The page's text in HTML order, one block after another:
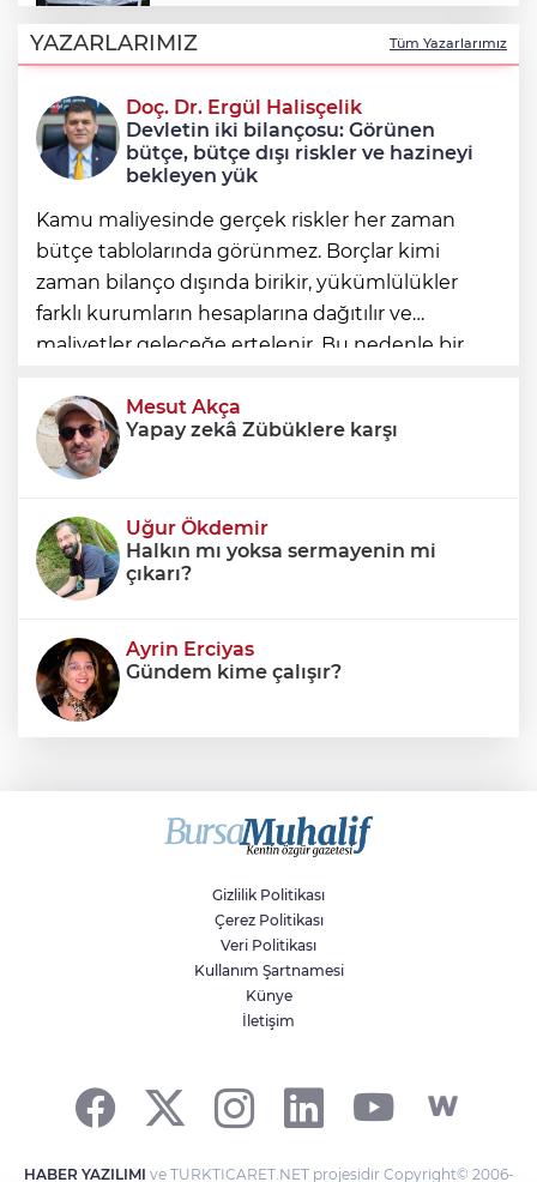
Şadi Özdemir, Esentepeliler’i dinledi
Nilüfer’de kaldırımlar temizlendi
YAZARLARIMIZ Tüm Yazarlarımız
Doç. Dr. Ergül Halisçelik
Devletin iki bilançosu: Görünen
bütçe, bütçe dışı riskler ve hazineyi
bekleyen yük
Kamu maliyesinde gerçek riskler her zaman
bütçe tablolarında görünmez. Borçlar kimi
zaman bilanço dışında birikir, yükümlülükler
farklı kurumların hesaplarına dağıtılır ve
maliyetler geleceğe ertelenir. Bu nedenle bir
yalnızca bütçe açığına veya resmi borç stok
Mesut Akça
Yapay zekâ Zübüklere karşı
Uğur Ökdemir
Halkın mı yoksa sermayenin mi
çıkarı?
Ayrin Erciyas
Gündem kime çalışır?
Savaşların gölgesinde engellilik,
doğa ve kaybedilen gelecek
Gizlilik Politikası
Çerez Politikası
Veri Politikası
Kullanım Şartnamesi
Künye
İletişim
HABER YAZILIMI ve TURKTICARET.NET projesidir Copyright© 2006-